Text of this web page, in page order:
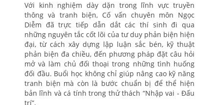
Với kinh nghiệm dày dặn trong lĩnh vực truyền
thông và tranh biện, Cố vấn chuyên môn Ngọc
Diễm đã trực tiếp dẫn dắt các thí sinh đi qua
những nguyên tắc cốt lõi của tư duy phản biện hiện
đại, từ cách xây dựng lập luận sắc bén, kỹ thuật
phản biện đa chiều, đến phương pháp đặt câu hỏi
mở và làm chủ đối thoại trong những tình huống
đối đầu. Buổi học không chỉ giúp nâng cao kỹ năng
tranh biện mà còn là bước chuẩn bị để thể hiện
bản lĩnh và cá tính trong thử thách “Nhập vai - Đấu
trí”.